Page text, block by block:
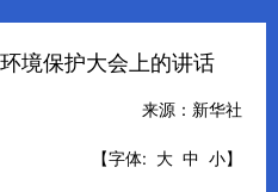
境保护大会上的讲话
来源：新华社
【字体: 大 中 小】